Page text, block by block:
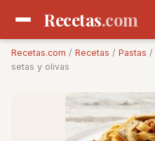
Recetas.com
Recetas.com / Recetas / Pastas /
setas y olivas